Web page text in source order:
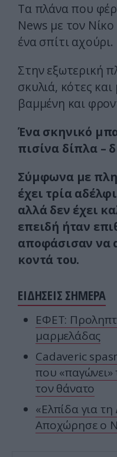
Τα πλάνα που
News με τον
ένα σπίτι αχούρι.
Στην εξωτερική
σκυλιά, κότες
βαμμένη και
Ένα σκηνικό
πισίνα δίπλα –
Σύμφωνα με
έχει τρία
αλλά δεν έχει
επειδή ήταν
αποφάσισαν να
κοντά του.
ΕΙΔΗΣΕΙΣ ΣΗΜΕΡΑ
ΕΦΕΤ:
μαρμελάδας
Cadaveric
που «παγώνει»
τον θάνατο
«Ελπίδα για
Αποχώρησε ο